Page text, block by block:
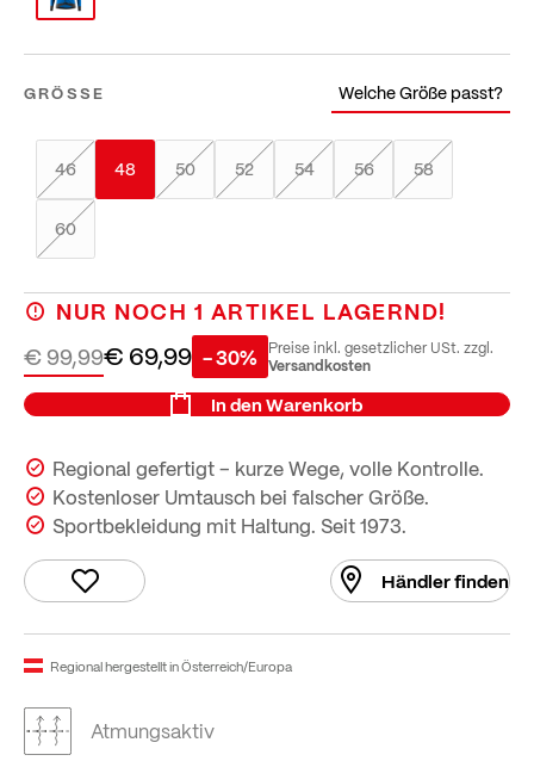
GRÖSSE Welche Größe passt?
46 48 50 52 54 56 58
60
NUR NOCH 1 ARTIKEL LAGERND!
€ 69,99
€ 99,99 - 30% Preise inkl. gesetzlicher USt. zzgl.
Versandkosten
In den Warenkorb
Regional gefertigt – kurze Wege, volle Kontrolle.
Kostenloser Umtausch bei falscher Größe.
Sportbekleidung mit Haltung. Seit 1973.
Händler finden
Regional hergestellt in Österreich/Europa
Atmungsaktiv